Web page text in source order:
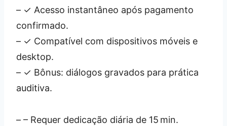
– ✓ Acesso instantâneo após pagamento
confirmado.
– ✓ Compatível com dispositivos móveis e
desktop.
– ✓ Bônus: diálogos gravados para prática
auditiva.
– – Requer dedicação diária de 15 min.